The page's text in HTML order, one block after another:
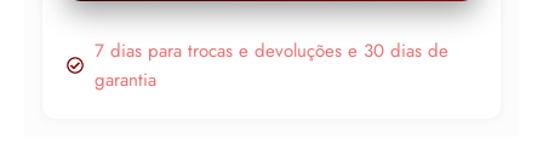
7 dias para trocas e devoluções e 30 dias de
garantia